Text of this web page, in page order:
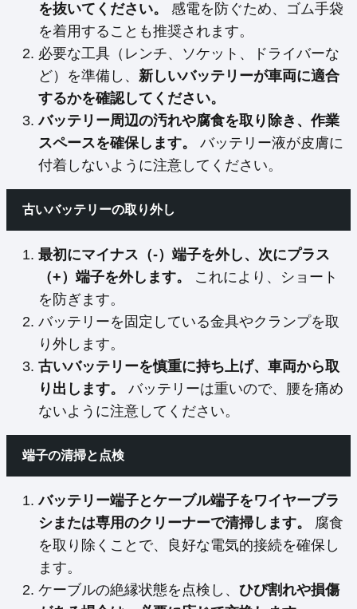
を抜いてください。
感電を防ぐため、ゴム手袋
を着用することも推奨されます。
必要な工具（レンチ、ソケット、ドライバーな
ど）を準備し、 新しいバッテリーが車両に適合
するかを確認してください。
バッテリー周辺の汚れや腐食を取り除き、作業
スペースを確保します。
バッテリー液が皮膚に
付着しないように注意してください。
古いバッテリーの取り外し
最初にマイナス（-）端子を外し、次にプラス
（+）端子を外します。
これにより、ショート
を防ぎます。
バッテリーを固定している金具やクランプを取
り外します。
古いバッテリーを慎重に持ち上げ、車両から取
り出します。
バッテリーは重いので、腰を痛め
ないように注意してください。
端子の清掃と点検
バッテリー端子とケーブル端子をワイヤーブラ
シまたは専用のクリーナーで清掃します。
腐食
を取り除くことで、良好な電気的接続を確保し
ます。
ケーブルの絶縁状態を点検し、 ひび割れや損傷